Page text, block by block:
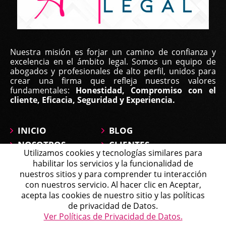
Buen día, estimado equipo
Primero que todo para darles las gracias por su
excelente labor. Estamos muy agradecidos
especialmente con la Lic. María José Montañez que
Nuestra misión es forjar un camino de confianza y
excelencia en el ámbito legal. Somos un equipo de
abogados y profesionales de alto perfil, unidos para
crear una firma que refleja nuestros valores
fundamentales: Honestidad, Compromiso con el
cliente, Eficacia, Seguridad y Experiencia.
INICIO
NOSOTROS
ÁREAS DE
PRÁCTICA
PREGUNTAS
BLOG
CLIENTES
CONTÁCTANOS
MAPA DEL SITIO
Política de Tratamiento de Datos
Michell
Agente en Línea
Chatea ahora
Utilizamos cookies y tecnologías similares para
habilitar los servicios y la funcionalidad de
nuestros sitios y para comprender tu interacción
con nuestros servicio. Al hacer clic en Aceptar,
acepta las cookies de nuestro sitio y las políticas
de privacidad de Datos.
Ver Políticas de Privacidad de Datos.